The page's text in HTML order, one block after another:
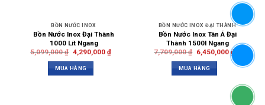
BỒN NƯỚC INOX
Bồn Nước Inox Đại Thành
1000 Lít Ngang
5,099,000₫ 4,290,000 ₫
MUA HÀNG
BỒN NƯỚC INOX ĐẠI THÀNH
Bồn Nước Inox Tân Á Đại
Thành 1500l Ngang
7,709,000₫ 6,450,000₫
MUA HÀNG